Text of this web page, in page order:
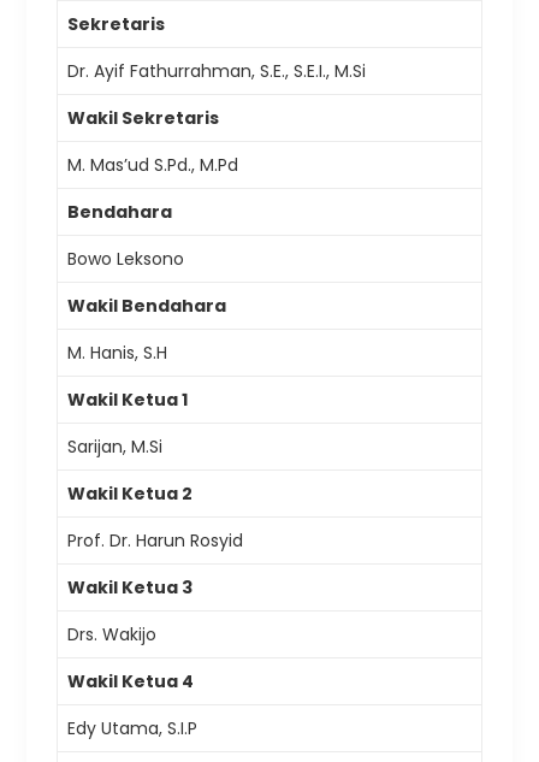
Sekretaris
Dr. Ayif Fathurrahman, S.E., S.E.I., M.Si
Wakil Sekretaris
M. Mas’ud S.Pd., M.Pd
Bendahara
Bowo Leksono
Wakil Bendahara
M. Hanis, S.H
Wakil Ketua 1
Sarijan, M.Si
Wakil Ketua 2
Prof. Dr. Harun Rosyid
Wakil Ketua 3
Drs. Wakijo
Wakil Ketua 4
Edy Utama, S.I.P